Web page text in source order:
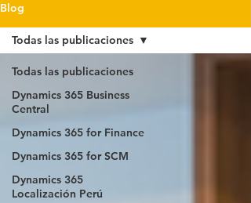
Blog
Todas las publicaciones
Dynamics 365 Business
Central
Dynamics 365 for Finance
Dynamics 365 for SCM
Dynamics 365
Localización Perú
Todas las publicaciones